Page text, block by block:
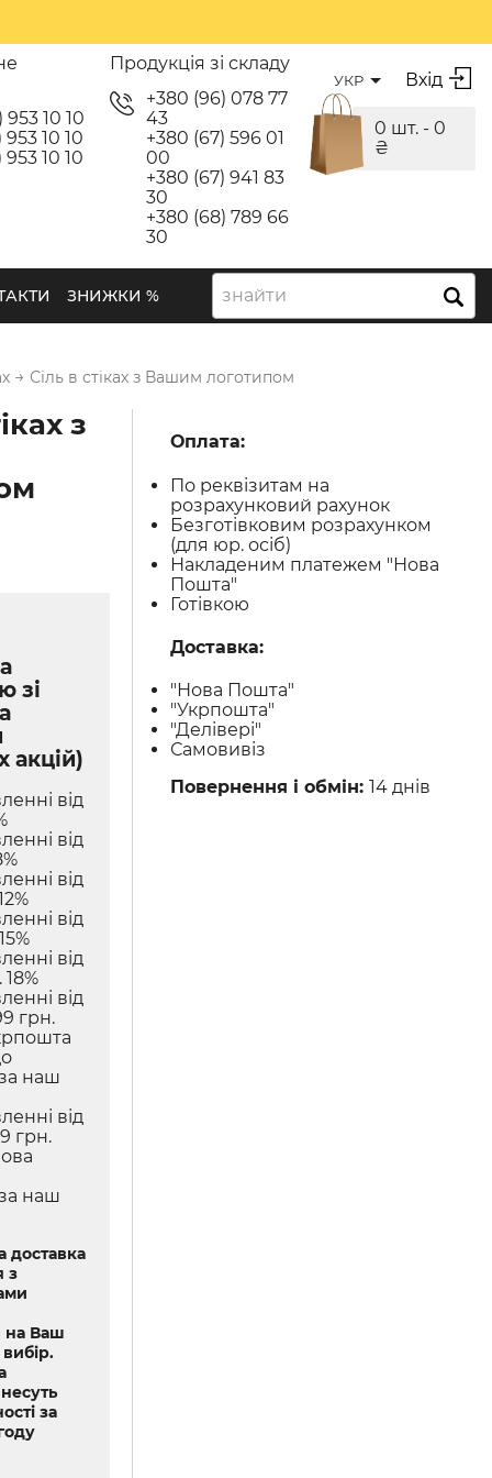
953 10 10
10 10
10 10
Продукція зі складу
+380 (96) 078 77
43
+380 (67) 596 01
00
+380 (67) 941 83
30
+380 (68) 789 66
30
УКР Вхід
0 шт. - 0
₴
ЗНИЖКИ % знайти
→ Сіль в стіках з Вашим логотипом
з
зі
акцій)
від
від
від
від
від
від
грн.
наш
від
грн.
наш
доставка
з
на Ваш
за
Оплата:
По реквізитам на
розрахунковий рахунок
Безготівковим розрахунком
(для юр. осіб)
Накладеним платежем "Нова
Пошта"
Готівкою
Доставка:
"Нова Пошта"
"Укрпошта"
"Делівері"
Самовивіз
Повернення і обмін:14 днів